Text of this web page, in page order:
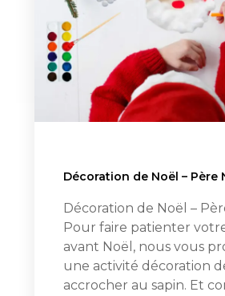
Décoration de Noël – Père
Décoration de Noël –
Pour faire patienter
avant Noël, nous vous
une activité décoration
accrocher au sapin. Et